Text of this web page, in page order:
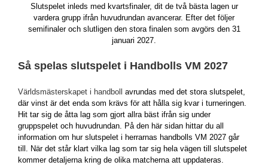
Slutspelet inleds med kvartsfinaler, dit de två bästa lagen ur
vardera grupp ifrån huvudrundan avancerar. Efter det följer
semifinaler och slutligen den stora finalen som avgörs den 31
januari 2027.
Så spelas slutspelet i Handbolls VM 2027
Världsmästerskapet i handboll avrundas med det stora slutspelet,
där vinst är det enda som krävs för att hålla sig kvar i turneringen.
Hit tar sig de åtta lag som gjort allra bäst ifrån sig under
gruppspelet och huvudrundan. På den här sidan hittar du all
information om hur slutspelet i herrarnas handbolls VM 2027 går
till. När det står klart vilka lag som tar sig hela vägen till slutspelet
kommer detaljerna kring de olika matcherna att uppdateras.